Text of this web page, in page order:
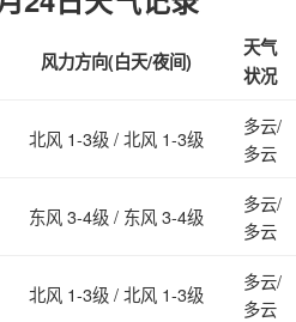
风力方向(白天/夜间)
天气
状况
北风 1-3级 / 北风 1-3级
多云/
多云
东风 3-4级 / 东风 3-4级
多云/
多云
北风 1-3级 / 北风 1-3级
多云/
多云